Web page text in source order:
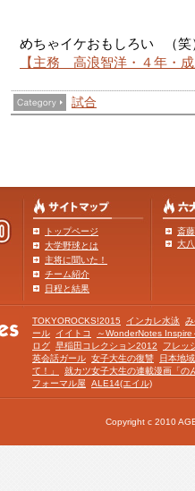
めちゃイケおもしろい
（
【主務 高浪智洋・４年・
試合
トップページ
大学野球とは
主将に聞いた！
チーム紹介
日程と結果
斎
大
TOKYOROCKS!2015 インカレ水泳
ール
イイトコ
～WonderNotes Inspire
ログ 早稲田コレクション2012
フレッ
英会話ガール 女子大生の復讐
日本地
て！」
就カツ女子大生の連載漫画「の
フォーマル屋
ALE14(エイル)
Copyright c 2010